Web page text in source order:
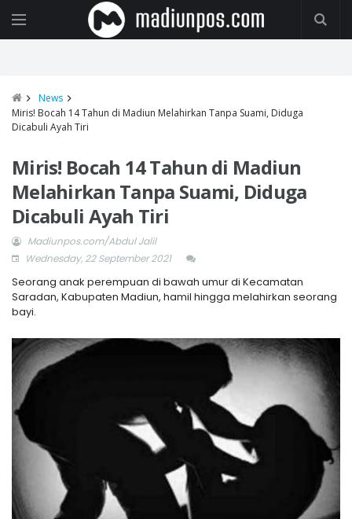
News
Miris! Bocah 14 Tahun di Madiun Melahirkan Tanpa Suami, Diduga
Dicabuli Ayah Tiri
Miris! Bocah 14 Tahun di Madiun
Melahirkan Tanpa Suami, Diduga
Dicabuli Ayah Tiri
Madiunpos.com/Abdul Jalil
Wednesday, 22 September 2021
Seorang anak perempuan di bawah umur di Kecamatan
Saradan, Kabupaten Madiun, hamil hingga melahirkan seorang
bayi.